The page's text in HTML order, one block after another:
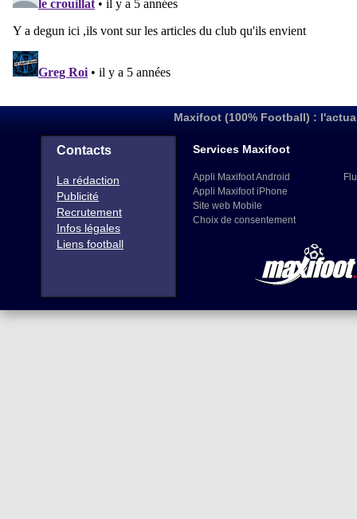
Maxifoot (100% Football) :
Contacts
La rédaction
Publicité
Recrutement
Infos légales
Liens football
Services Maxifoot
Appli Maxifoot Android
Appli Maxifoot iPhone
Site web Mobile
Choix de consentement